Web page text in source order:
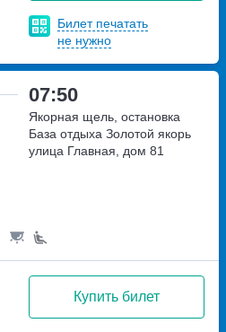
Билет печатать
не нужно
07:50
Купить билет
Якорная щель, остановка
База отдыха Золотой якорь
улица Главная, дом 81